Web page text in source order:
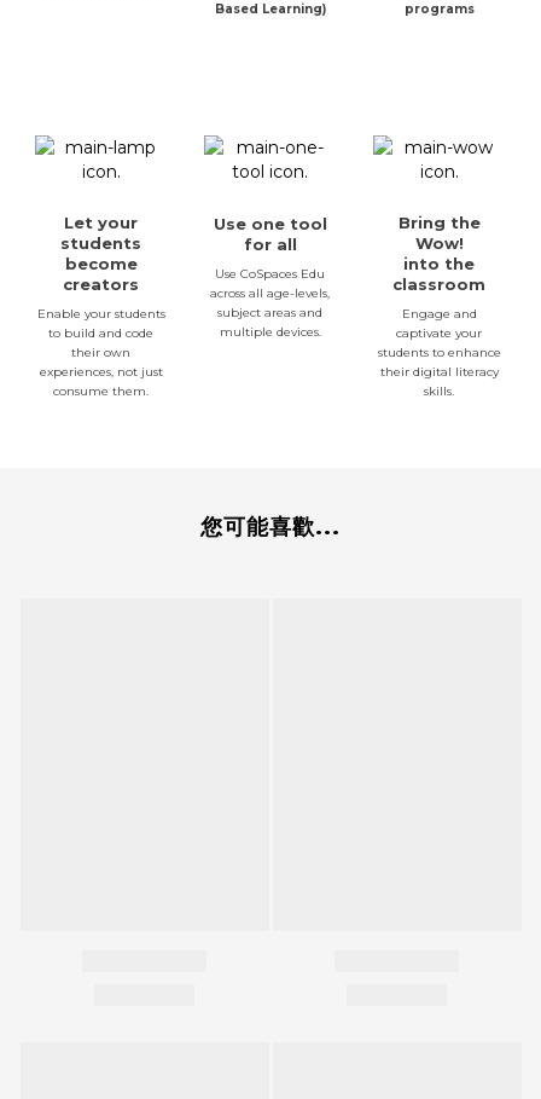
Based Learning)
programs
Let your
students
become
creators
Enable your students
to build and code
their own
experiences, not just
consume them.
Use one tool
for all
Use CoSpaces Edu
across all age-levels,
subject areas and
multiple devices.
Bring the
Wow!
into the
classroom
Engage and
captivate your
students to enhance
their digital literacy
skills.
您可能喜歡...